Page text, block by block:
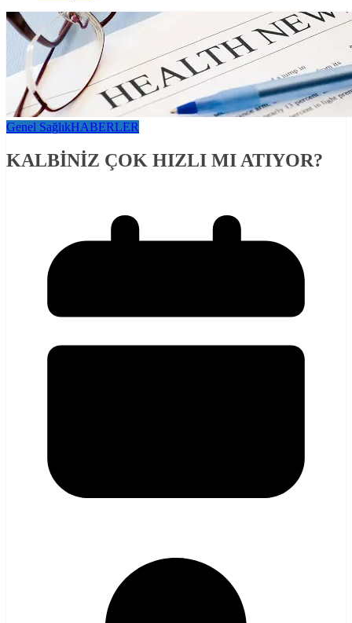
Genel SağlıkHABERLER
KALBİNİZ ÇOK HIZLI MI ATIYOR?